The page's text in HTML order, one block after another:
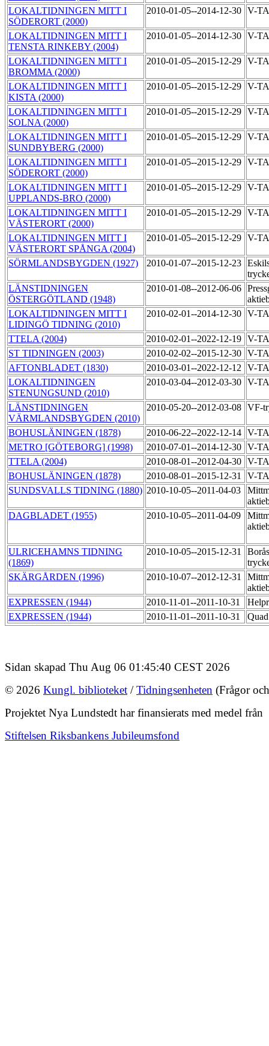
LOKALTIDNINGEN MITT I
SÖDERORT (2000)
2010-01-05--2014-12-30 V-
LOKALTIDNINGEN MITT I
TENSTA RINKEBY (2004)
2010-01-05--2014-12-30 V-
LOKALTIDNINGEN MITT I
BROMMA (2000)
2010-01-05--2015-12-29 V-
LOKALTIDNINGEN MITT I
KISTA (2000)
2010-01-05--2015-12-29 V-
LOKALTIDNINGEN MITT I
SOLNA (2000)
2010-01-05--2015-12-29 V-
LOKALTIDNINGEN MITT I
SUNDBYBERG (2000)
2010-01-05--2015-12-29 V-
LOKALTIDNINGEN MITT I
SÖDERORT (2000)
2010-01-05--2015-12-29 V-
LOKALTIDNINGEN MITT I
UPPLANDS-BRO (2000)
2010-01-05--2015-12-29 V-
LOKALTIDNINGEN MITT I
VÄSTERORT (2000)
2010-01-05--2015-12-29 V-
LOKALTIDNINGEN MITT I
VÄSTERORT SPÅNGA (2004)
2010-01-05--2015-12-29 V-
SÖRMLANDSBYGDEN (1927) 2010-01-07--2015-12-23
LÄNSTIDNINGEN
ÖSTERGÖTLAND (1948)
2010-01-08--2012-06-06
LOKALTIDNINGEN MITT I
LIDINGÖ TIDNING (2010)
2010-02-01--2014-12-30 V-
TTELA (2004) 2010-02-01--2022-12-19 V-
ST TIDNINGEN (2003)
2010-02-02--2015-12-30 V-
AFTONBLADET (1830)
2010-03-01--2022-12-12
V-
LOKALTIDNINGEN
STENUNGSUND (2010)
2010-03-04--2012-03-30 V-
LÄNSTIDNINGEN
VÄRMLANDSBYGDEN (2010)
2010-05-20--2012-03-08 VF-
BOHUSLÄNINGEN (1878) 2010-06-22--2022-12-14 V-
METRO [GÖTEBORG] (1998)
2010-07-01--2014-12-30 V-
TTELA (2004)
2010-08-01--2012-04-30 V-
BOHUSLÄNINGEN (1878)
2010-08-01--2015-12-31
V-
SUNDSVALLS TIDNING (1880) 2010-10-05--2011-04-03
DAGBLADET (1955)
2010-10-05--2011-04-09
ULRICEHAMNS TIDNING
(1869)
2010-10-05--2015-12-31
SKÄRGÅRDEN (1996)
2010-10-07--2012-12-31
EXPRESSEN (1944)
2010-11-01--2011-10-31
EXPRESSEN (1944)
2010-11-01--2011-10-31
Sidan skapad Thu Aug 06 01:45:40 CEST 2026
© 2026 Kungl. biblioteket /Tidningsenheten (Frågor
Projektet Nya Lundstedt har finansierats med medel från
Stiftelsen Riksbankens Jubileumsfond